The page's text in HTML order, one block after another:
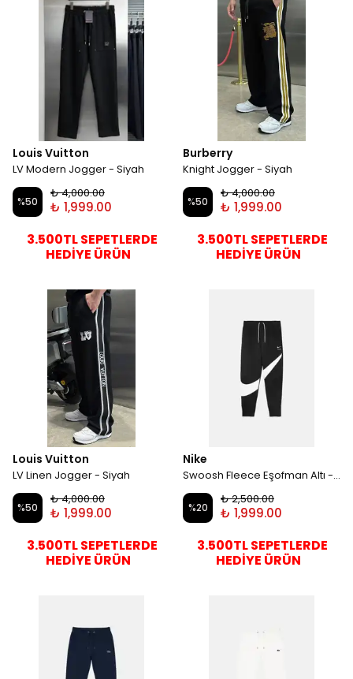
Louis Vuitton
LV Modern Jogger - Siyah
%50
₺ 4,000.00
₺ 1,999.00
3.500TL SEPETLERDE
HEDİYE ÜRÜN
Burberry
Knight Jogger - Siyah
%50
₺ 4,000.00
₺ 1,999.00
3.500TL SEPETLERDE
HEDİYE ÜRÜN
Louis Vuitton
LV Linen Jogger - Siyah
%50
₺ 4,000.00
₺ 1,999.00
3.500TL SEPETLERDE
HEDİYE ÜRÜN
Nike
Swoosh Fleece Eşofman Altı - Siyah
%20
₺ 2,500.00
₺ 1,999.00
3.500TL SEPETLERDE
HEDİYE ÜRÜN